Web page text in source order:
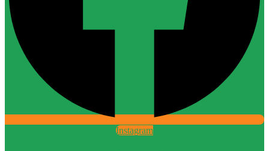
Instagram